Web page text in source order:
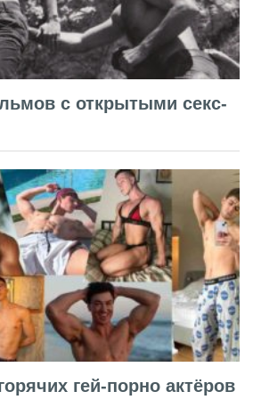
с открытыми секс-
гей-порно актёров